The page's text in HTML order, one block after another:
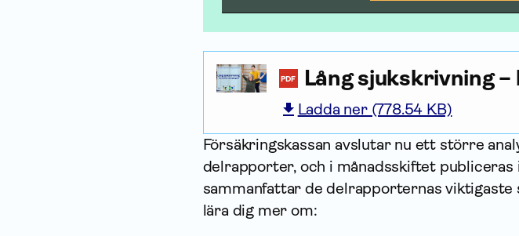
PDF Lång sjukskrivning
Ladda ner (778.54 KB)
Försäkrings­kassan avslutar nu ett större
delrapporter, och i månadsskiftet
sammanfattar de delrapporternas viktigaste
lära dig mer om: